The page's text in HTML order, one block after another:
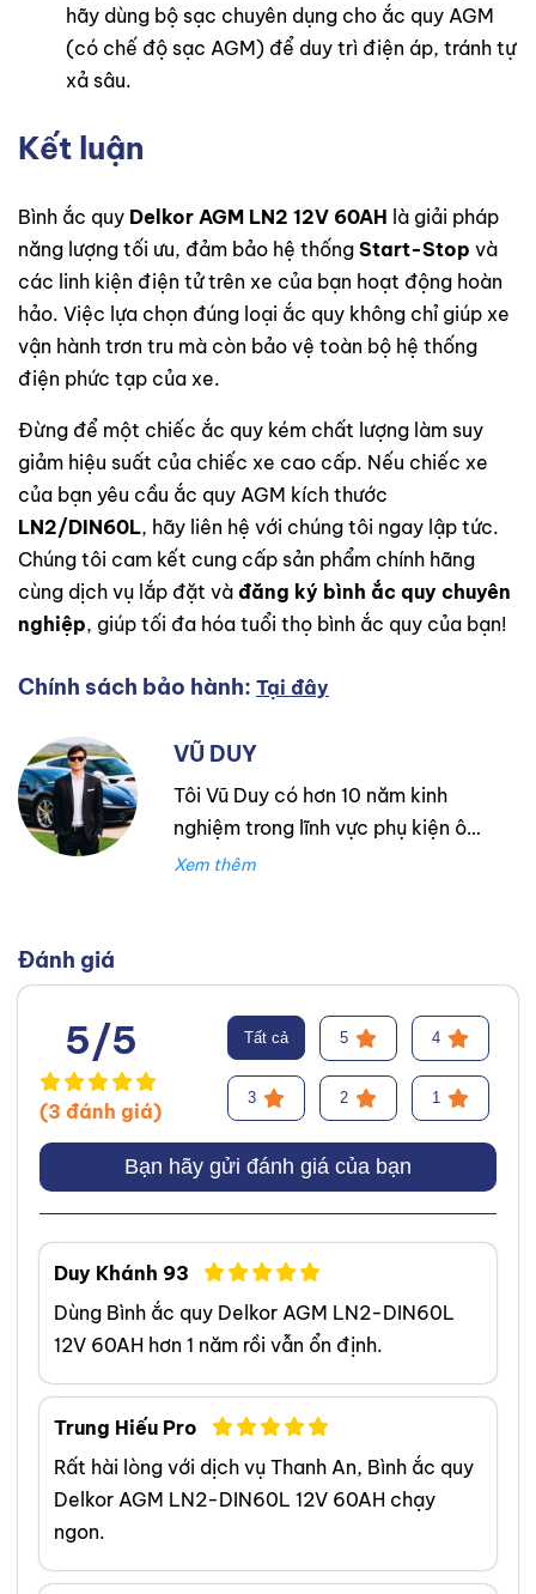
hãy dùng bộ sạc chuyên dụng cho ắc quy AGM
(có chế độ sạc AGM) để duy trì điện áp, tránh tự
xả sâu.
Kết luận
Bình ắc quy Delkor AGM LN2 12V 60AH là giải pháp
năng lượng tối ưu, đảm bảo hệ thống Start-Stop và
các linh kiện điện tử trên xe của bạn hoạt động hoàn
hảo. Việc lựa chọn đúng loại ắc quy không chỉ giúp xe
vận hành trơn tru mà còn bảo vệ toàn bộ hệ thống
điện phức tạp của xe.
Đừng để một chiếc ắc quy kém chất lượng làm suy
giảm hiệu suất của chiếc xe cao cấp. Nếu chiếc xe
của bạn yêu cầu ắc quy AGM kích thước
LN2/DIN60L, hãy liên hệ với chúng tôi ngay lập tức.
Chúng tôi cam kết cung cấp sản phẩm chính hãng
cùng dịch vụ lắp đặt và đăng ký bình ắc quy chuyên
nghiệp, giúp tối đa hóa tuổi thọ bình ắc quy của bạn!
Chính sách bảo hành: Tại đây
VŨ DUY
Tôi Vũ Duy có hơn 10 năm kinh
nghiệm trong lĩnh vực phụ kiện ô
tô. Tôi là một người thực sự đam
chọn tốt nhất và phù hợp với
khách hàng.Facebook,TikTok,
Youtube,
Đánh giá
5/5
(3 đánh giá)
Tất cả 5 4
3 2 1
Bạn hãy gửi đánh giá của bạn
Duy Khánh 93
Dùng Bình ắc quy Delkor AGM LN2-DIN60L
12V 60AH hơn 1 năm rồi vẫn ổn định.
Trung Hiếu Pro
Rất hài lòng với dịch vụ Thanh An, Bình ắc quy
Delkor AGM LN2-DIN60L 12V 60AH chạy
ngon.